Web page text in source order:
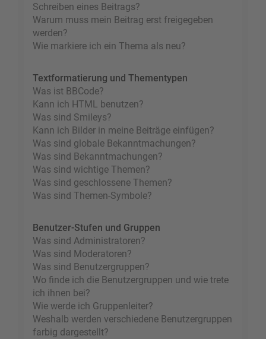
Schreiben eines Beitrags?
Warum muss mein Beitrag erst freigegeben
werden?
Wie markiere ich ein Thema als neu?
Textformatierung und Thementypen
Was ist BBCode?
Kann ich HTML benutzen?
Was sind Smileys?
Kann ich Bilder in meine Beiträge einfügen?
Was sind globale Bekanntmachungen?
Was sind Bekanntmachungen?
Was sind wichtige Themen?
Was sind geschlossene Themen?
Was sind Themen-Symbole?
Benutzer-Stufen und Gruppen
Was sind Administratoren?
Was sind Moderatoren?
Was sind Benutzergruppen?
Wo finde ich die Benutzergruppen und wie trete
ich ihnen bei?
Wie werde ich Gruppenleiter?
Weshalb werden verschiedene Benutzergruppen
farbig dargestellt?